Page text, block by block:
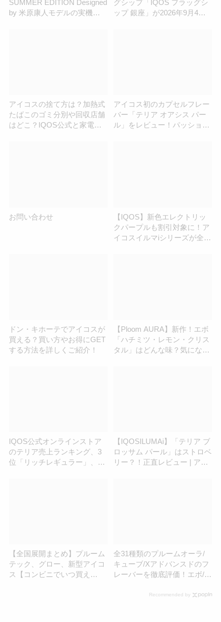
SUMMER EDITION Designed
by 米原康人モデルの実機レ
グシップ「IQOS フラッグシ
ップ 銀座」が2026年9月4日
アイコスの捨て方は？加熱式
たばこのゴミ分別や回収店舗
はどこ？IQOS公式と家電量
アイコス初のカプセルフレー
バー「テリア オアシス パー
ル」をレビュー！パッション
お問い合わせ
【IQOS】新色エレクトリッ
クパープルも割引対象に！ア
イコスイルマiシリーズが全国
ドン・キホーテでアイコスが
買える？買い方やお得にGET
する方法を詳しくご紹介！
【Ploom AURA】新作！エボ
「ハチミツ・レモン・クリス
タル」はどんな味？気になる
IQOS公式オンラインストア
のテリア売上ランキング、3
位「リッチレギュラー」、2
【IQOSILUMAi】「テリア ブ
ロッサム パール」はストロベ
リー？！正直レビュー | アイ
【全国展開まとめ】プルーム
テック、グロー、新型アイコ
ス【コンビニでいつ買え
全31種類のプルームオーラ/
キューブ/Xアドバンスドのフ
レーバーを徹底評価！エボ/メ
Recommended by